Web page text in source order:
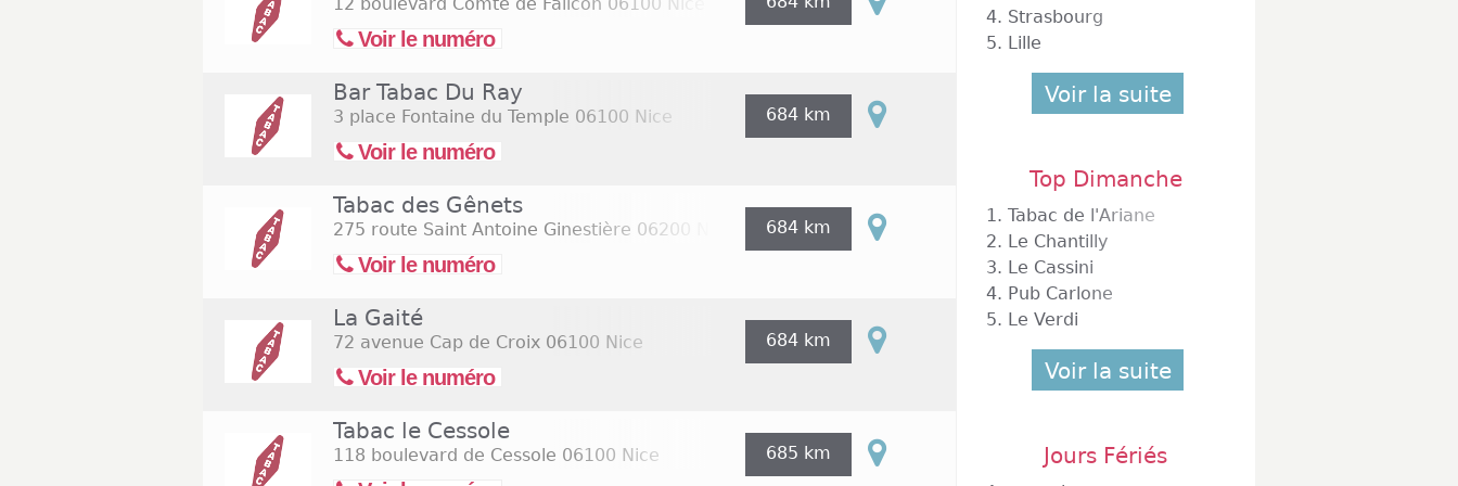
Voir le numéro
Bar Tabac Du Ray
3 place Fontaine du Temple 06100 Nice
Voir le numéro
684 km
Tabac des Gênets
275 route Saint Antoine Ginestière 06200 Nice
Voir le numéro
684 km
La Gaité
72 avenue Cap de Croix 06100 Nice
Voir le numéro
684 km
Tabac le Cessole
118 boulevard de Cessole 06100 Nice 685 km
4. Strasbourg
5. Lille
Voir la suite
Top Dimanche
1. Tabac de l'Ariane
2. Le Chantilly
3. Le Cassini
4. Pub Carlone
5. Le Verdi
Voir la suite
Jours Fériés